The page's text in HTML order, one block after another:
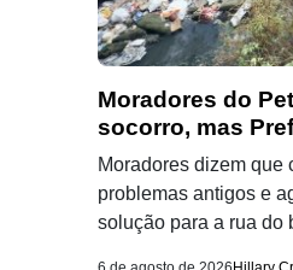
Moradores do
socorro, mas
Moradores dizem que
problemas antigos e
solução para a rua do